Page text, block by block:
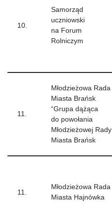
10.
Samorząd
uczniowski
na Forum
Rolniczym
11.
Młodzieżowa Rada
Miasta Brańsk
“Grupa dążąca
do powołania
Młodzieżowej Rady
Miasta Brańsk
11.
Młodzieżowa Rada
Miasta Hajnówka